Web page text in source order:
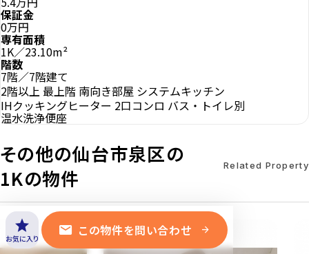
保証金
0万円
専有面積
1K／23.10m²
階数
7階／7階建て
2階以上 最上階 南向き部屋 システムキッチン
IHクッキングヒーター 2口コンロ バス・トイレ別
温水洗浄便座
その他の仙台市泉区の
1Kの物件
Related Property
star
お気に入り mail この物件を問い合わせ arrow_forward